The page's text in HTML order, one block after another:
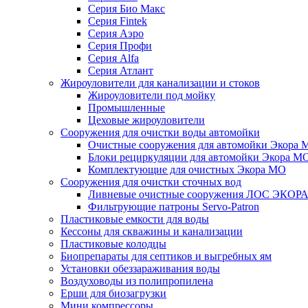
Серия Био Макс
Серия Fintek
Серия Аэро
Серия Профи
Серия Alfa
Серия Атлант
Жироуловители для канализации и стоков
Жироуловители под мойку
Промышленные
Цеховые жироуловители
Сооружения для очистки воды автомойки
Очистные сооружения для автомойки Экора
Блоки рециркуляции для автомойки Экора
Комплектующие для очистных Экора МО
Сооружения для очистки сточных вод
Ливневые очистные сооружения ЛОС ЭКОРА
Фильтрующие патроны Servo-Patron
Пластиковые емкости для воды
Кессоны для скважины и канализации
Пластиковые колодцы
Биопрепараты для септиков и выгребных ям
Установки обеззараживания воды
Воздуховоды из полипропилена
Ерши для биозагрузки
Мини компрессоры